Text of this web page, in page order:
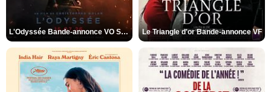
L'Odyssée Bande-annonce VO STFR Le Triangle d'or Bande-annonce VF